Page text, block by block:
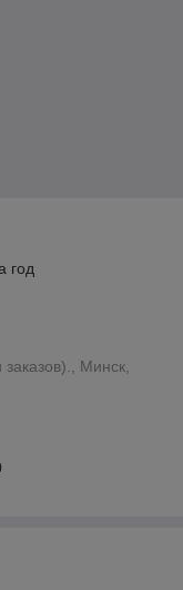
год
Минск,